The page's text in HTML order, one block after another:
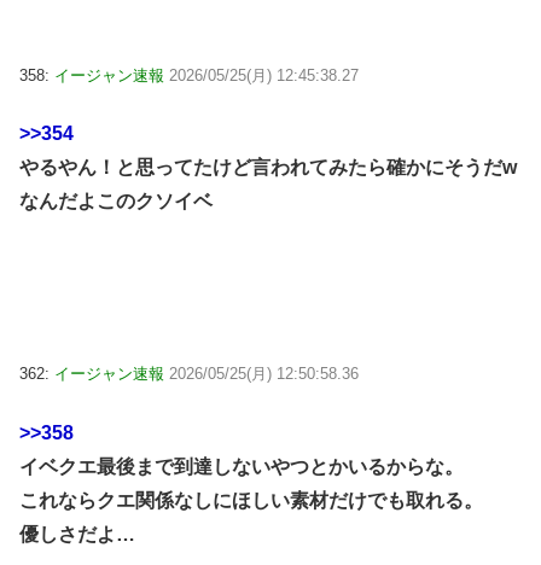
358: イージャン速報 2026/05/25(月) 12:45:38.27
>>354
やるやん！と思ってたけど言われてみたら確かにそうだw
なんだよこのクソイベ
362: イージャン速報 2026/05/25(月) 12:50:58.36
>>358
イベクエ最後まで到達しないやつとかいるからな。
これならクエ関係なしにほしい素材だけでも取れる。
優しさだよ…